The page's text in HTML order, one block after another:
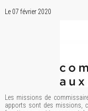
Le 07 février 2020
Les missions de
apports sont des missions,